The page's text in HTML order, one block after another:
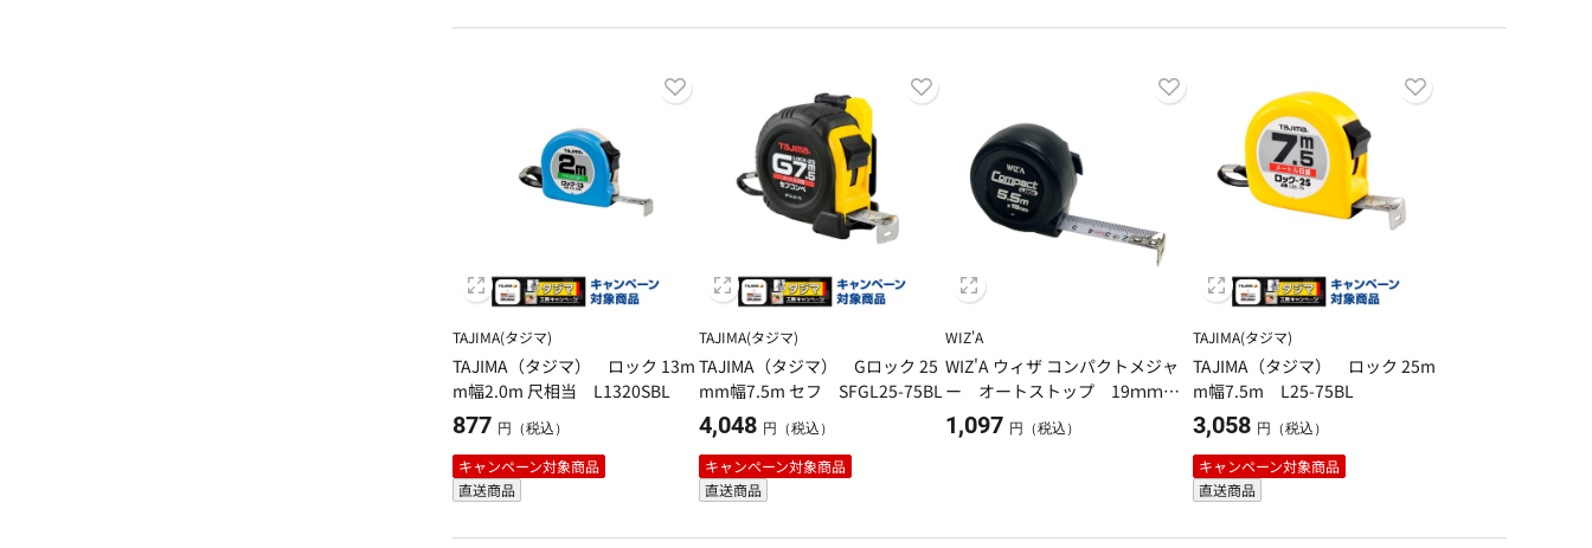
TAJIMA(タジマ)
TAJIMA（タジマ） ロック 13m
m幅2.0m 尺相当 L1320SBL
877 円（税込）
キャンペーン対象商品
直送商品
TAJIMA(タジマ)
TAJIMA（タジマ） Gロック 25
mm幅7.5m セフ SFGL25-75BL
4,048 円（税込）
キャンペーン対象商品
直送商品
WIZ'A
WIZ'A ウィザ コンパクトメジャ
ー オートストップ 19ｍｍ×
5.5ｍ
1,097 円（税込）
TAJIMA(タジマ)
TAJIMA（タジマ） ロック 25m
m幅7.5m L25-75BL
3,058 円（税込）
キャンペーン対象商品
直送商品